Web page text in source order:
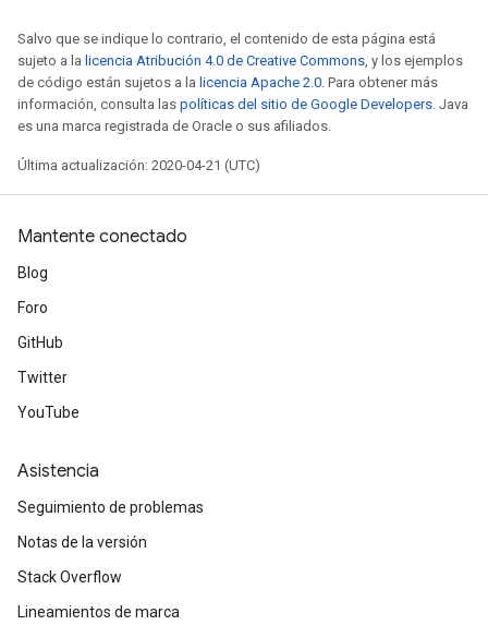
Salvo que se indique lo contrario, el contenido de esta página está
sujeto a la licencia Atribución 4.0 de Creative Commons, y los ejemplos
de código están sujetos a la licencia Apache 2.0. Para obtener más
información, consulta las políticas del sitio de Google Developers. Java
es una marca registrada de Oracle o sus afiliados.
Última actualización: 2020-04-21 (UTC)
Mantente conectado
Blog
Foro
GitHub
Twitter
YouTube
Asistencia
Seguimiento de problemas
Notas de la versión
Stack Overflow
Lineamientos de marca